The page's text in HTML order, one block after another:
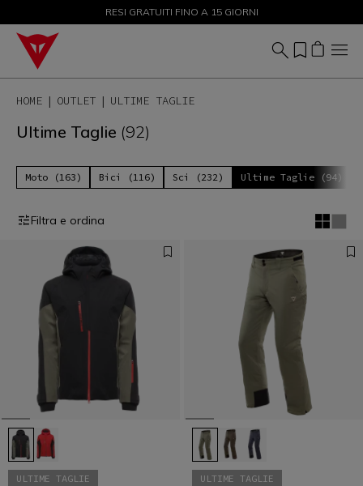
SALDI FINO AL 50% - ACQUISTA ORA
RESI GRATUITI FINO A 15 GIORNI
HOME OUTLET ULTIME TAGLIE
Ultime Taglie (92)
Moto (163) Bici (116) Sci (232) Ultime Taglie (94)
Filtra e ordina
ULTIME TAGLIE
ULTIME TAGLIE